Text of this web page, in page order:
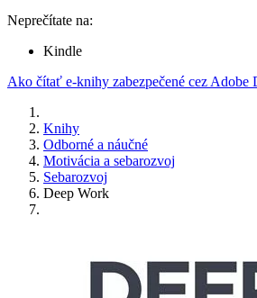
Neprečítate na:
Kindle
Ako čítať e-knihy zabezpečené cez Adobe
Knihy
Odborné a náučné
Motivácia a sebarozvoj
Sebarozvoj
Deep Work